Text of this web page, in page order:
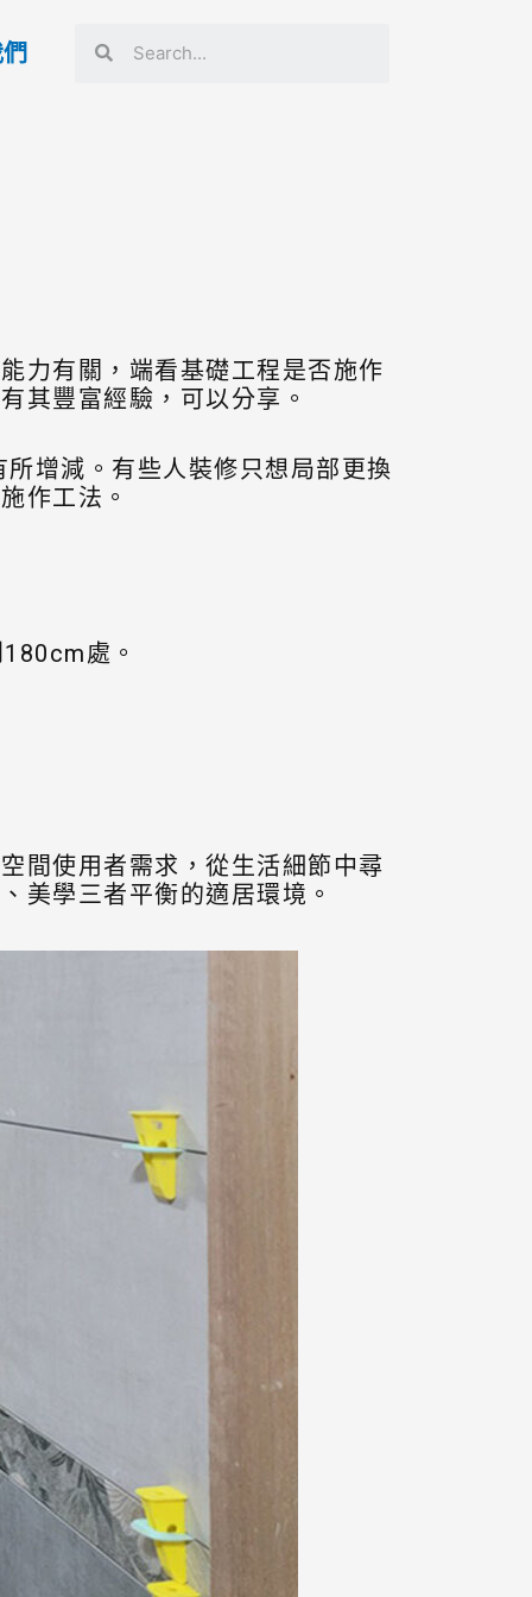
力有關，端看基礎工程是否施作
其豐富經驗，可以分享。
增減。有些人裝修只想局部更換
作工法。
處。
間使用者需求，從生活細節中尋
美學三者平衡的適居環境。